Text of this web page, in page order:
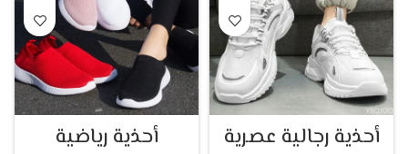
أحذية رجالية عصرية أحذية رياضية